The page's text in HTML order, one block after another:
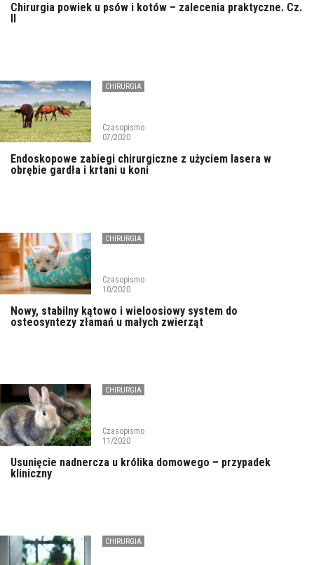
Chirurgia powiek u psów i kotów – zalecenia praktyczne. Cz.
II
CHIRURGIA
Czasopismo
07/2020
Endoskopowe zabiegi chirurgiczne z użyciem lasera w
obrębie gardła i krtani u koni
CHIRURGIA
Czasopismo
10/2020
Nowy, stabilny kątowo i wieloosiowy system do
osteosyntezy złamań u małych zwierząt
CHIRURGIA
Czasopismo
11/2020
Usunięcie nadnercza u królika domowego – przypadek
kliniczny
CHIRURGIA